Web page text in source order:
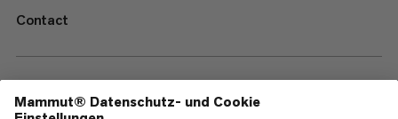
Contact